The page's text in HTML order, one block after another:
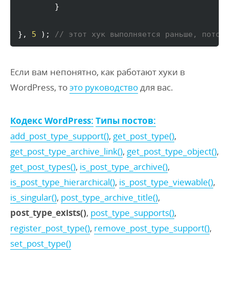
}
} , 5 ) ; // этот хук выполняется раньше,
Если вам непонятно, как работают хуки в
WordPress, тоэто руководстводля вас.
Кодекс WordPress: Типы постов:
add_post_type_support(), get_post_type(),
get_post_type_archive_link(), get_post_type_object(),
get_post_types(), is_post_type_archive(),
is_post_type_hierarchical(), is_post_type_viewable(),
is_singular(), post_type_archive_title(),
post_type_exists(), post_type_supports(),
register_post_type(), remove_post_type_support(),
set_post_type()